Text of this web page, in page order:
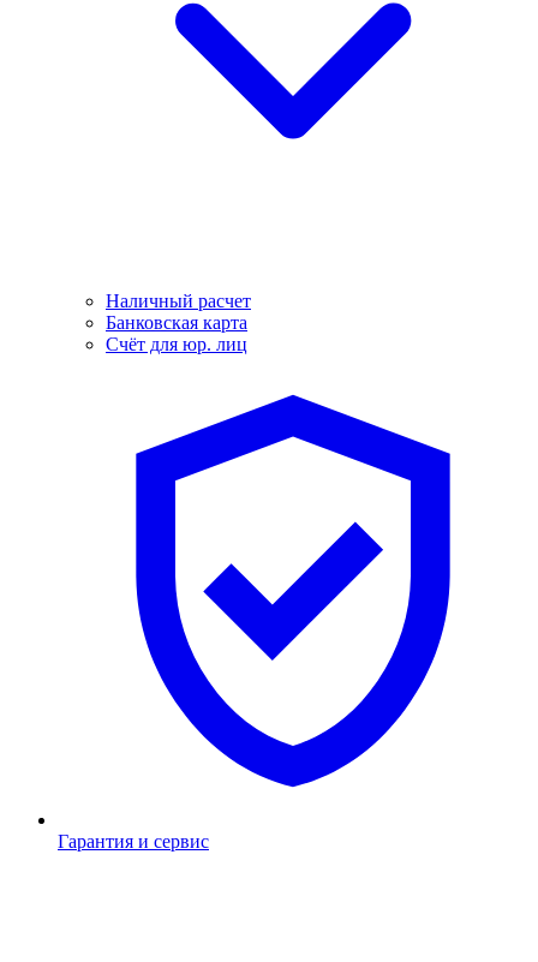
Наличный расчет
Банковская карта
Счёт для юр. лиц
Гарантия и сервис